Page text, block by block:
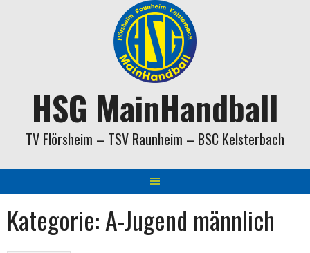
HSG MainHandball
TV Flörsheim – TSV Raunheim – BSC Kelsterbach
Kategorie:A-Jugend männlich